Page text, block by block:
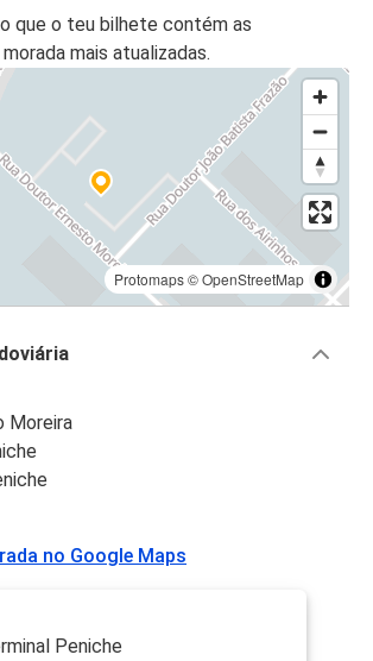
que o teu bilhete contém as
mais atualizadas.
Protomaps©OpenStreetMap
Moreira
no Google Maps
Peniche